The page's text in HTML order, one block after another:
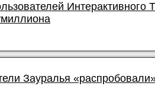
Зауралья